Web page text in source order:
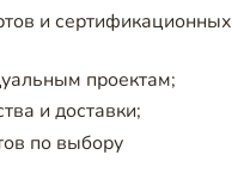
и сертификационных
проектам;
и доставки;
по выбору